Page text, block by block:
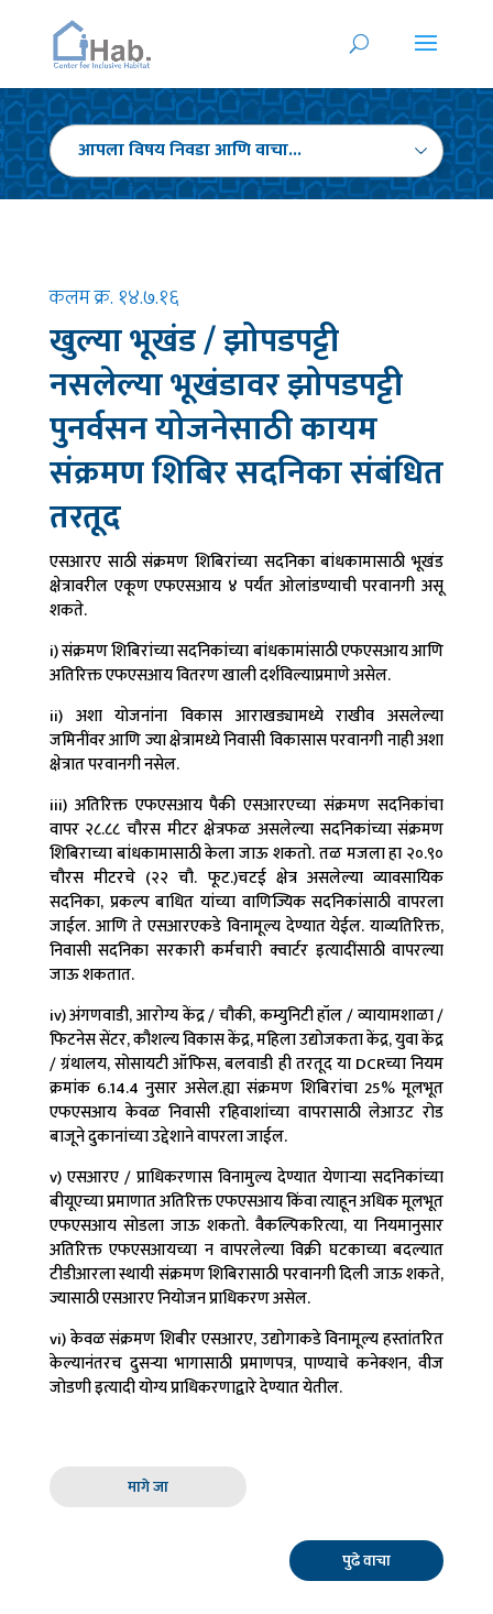
कलम क्र. १४.७.१६
खुल्या भूखंड / झोपडपट्टी
नसलेल्या भूखंडावर झोपडपट्टी
पुनर्वसन योजनेसाठी कायम
संक्रमण शिबिर सदनिका संबंधित
तरतूद
एसआरए साठी संक्रमण शिबिरांच्या सदनिका बांधकामासाठी भूखंड
क्षेत्रावरील एकूण एफएसआय ४ पर्यंत ओलांडण्याची परवानगी असू
शकते.
i) संक्रमण शिबिरांच्या सदनिकांच्या बांधकामांसाठी एफएसआय आणि
अतिरिक्त एफएसआय वितरण खाली दर्शविल्याप्रमाणे असेल.
ii) अशा योजनांना विकास आराखड्यामध्ये राखीव असलेल्या
जमिनींवर आणि ज्या क्षेत्रामध्ये निवासी विकासास परवानगी नाही अशा
क्षेत्रात परवानगी नसेल.
iii) अतिरिक्त एफएसआय पैकी एसआरएच्या संक्रमण सदनिकांचा
वापर २८.८८ चौरस मीटर क्षेत्रफळ असलेल्या सदनिकांच्या संक्रमण
शिबिराच्या बांधकामासाठी केला जाऊ शकतो. तळ मजला हा २०.९०
चौरस मीटरचे (२२ चौ. फूट.)चटई क्षेत्र असलेल्या व्यावसायिक
सदनिका, प्रकल्प बाधित यांच्या वाणिज्यिक सदनिकांसाठी वापरला
जाईल. आणि ते एसआरएकडे विनामूल्य देण्यात येईल. याव्यतिरिक्त,
निवासी सदनिका सरकारी कर्मचारी क्वार्टर इत्यादींसाठी वापरल्या
जाऊ शकतात.
iv) अंगणवाडी, आरोग्य केंद्र / चौकी, कम्युनिटी हॉल / व्यायामशाळा /
फिटनेस सेंटर, कौशल्य विकास केंद्र, महिला उद्योजकता केंद्र, युवा केंद्र
/ ग्रंथालय, सोसायटी ऑफिस, बलवाडी ही तरतूद या DCRच्या नियम
क्रमांक 6.14.4 नुसार असेल.ह्या संक्रमण शिबिरांचा 25% मूलभूत
एफएसआय केवळ निवासी रहिवाशांच्या वापरासाठी लेआउट रोड
बाजूने दुकानांच्या उद्देशाने वापरला जाईल.
v) एसआरए / प्राधिकरणास विनामुल्य देण्यात येणाऱ्या सदनिकांच्या
बीयूएच्या प्रमाणात अतिरिक्त एफएसआय किंवा त्याहून अधिक मूलभूत
एफएसआय सोडला जाऊ शकतो. वैकल्पिकरित्या, या नियमानुसार
अतिरिक्त एफएसआयच्या न वापरलेल्या विक्री घटकाच्या बदल्यात
टीडीआरला स्थायी संक्रमण शिबिरासाठी परवानगी दिली जाऊ शकते,
ज्यासाठी एसआरए नियोजन प्राधिकरण असेल.
vi) केवळ संक्रमण शिबीर एसआरए, उद्योगाकडे विनामूल्य हस्तांतरित
केल्यानंतरच दुसर्‍या भागासाठी प्रमाणपत्र, पाण्याचे कनेक्शन, वीज
जोडणी इत्यादी योग्य प्राधिकरणाद्वारे देण्यात येतील.
मागे जा
पुढे वाचा